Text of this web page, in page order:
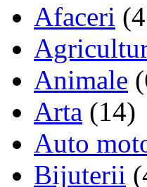
Afaceri
Animale
Arta (14)
Auto
Bijuterii